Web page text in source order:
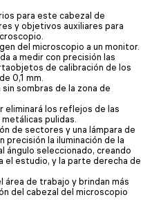
para este cabezal de
y objetivos auxiliares para
del microscopio a un monitor.
a medir con precisión las
de calibración de los
0,1 mm.
sombras de la zona de
eliminará los reflejos de las
pulidas.
de sectores y una lámpara de
precisión la iluminación de la
ángulo seleccionado, creando
el estudio, y la parte derecha de
de trabajo y brindan más
del cabezal del microscopio